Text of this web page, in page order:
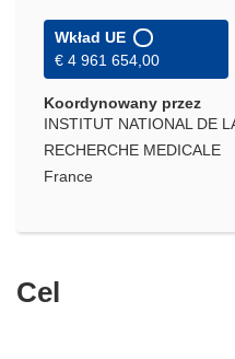
Wkład UE
€ 4 961 654,00
Koordynowany przez
INSTITUT NATIONAL DE
RECHERCHE MEDICALE
France
Cel